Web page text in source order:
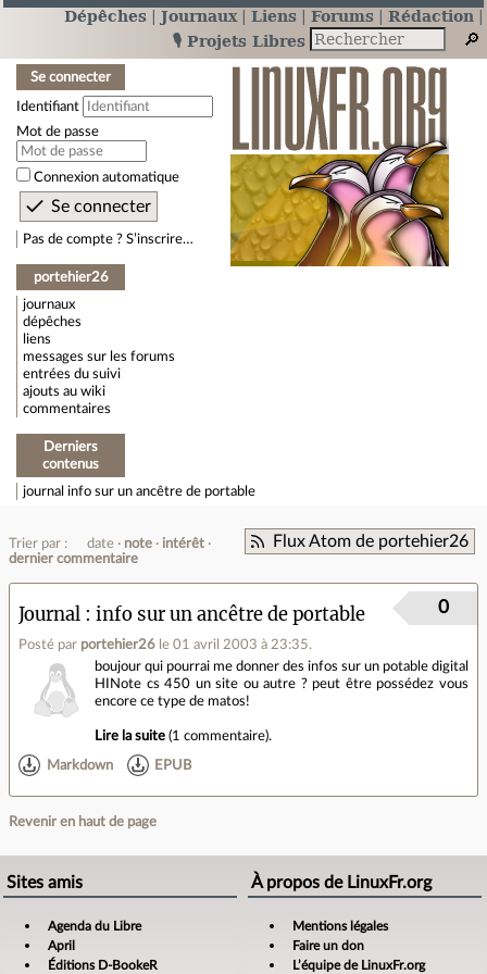
Dépêches Journaux Liens Forums
Rédaction
🎙️ Projets Libres
Se connecter
Identifiant
Mot de passe
Connexion automatique
Pas de compte ? S’inscrire…
portehier26
journaux
dépêches
liens
messages sur les forums
entrées du suivi
ajouts au wiki
commentaires
Derniers
contenus
journal info sur un ancêtre de portable
Flux Atom de portehier26
Trier par : date note
intérêt
dernier commentaire
Journal info sur un ancêtre de portable
Posté par portehier26 le 01 avril 2003 à 23:35.
0
boujour qui pourrai me donner des infos sur un potable digital
HINote cs 450 un site ou autre ? peut être possédez vous
encore ce type de matos!
Lire la suite (1 commentaire).
Markdown EPUB
Revenir en haut de page
Sites amis
Agenda du Libre
April
Éditions D-BookeR
À propos de LinuxFr.org
Mentions légales
Faire un don
L’équipe de LinuxFr.org